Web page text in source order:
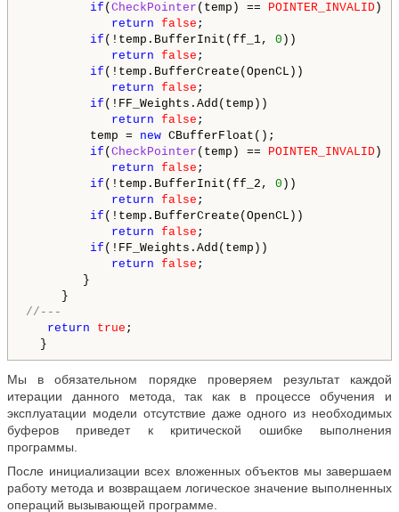
if ( CheckPointer (temp) == POINTER_INVALID )
return false ;
if (!temp.BufferInit(ff_1, 0 ))
return false ;
if (!temp.BufferCreate(OpenCL))
return false ;
if (!FF_Weights.Add(temp))
return false ;
temp = new CBufferFloat();
if ( CheckPointer (temp) == POINTER_INVALID )
return false ;
if (!temp.BufferInit(ff_2, 0 ))
return false ;
if (!temp.BufferCreate(OpenCL))
return false ;
if (!FF_Weights.Add(temp))
return false ;
}
//---
return
true ;
Мы в обязательном порядке проверяем результат каждой
итерации данного метода, так как в процессе обучения и
эксплуатации модели отсутствие даже одного из необходимых
буферов приведет к критической ошибке выполнения
программы.
После инициализации всех вложенных объектов мы завершаем
работу метода и возвращаем логическое значение выполненных
операций вызывающей программе.